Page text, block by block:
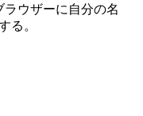
ウザーに自分の名
る。